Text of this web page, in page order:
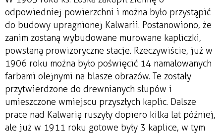
odpowiedniej powierzchni i można było przystąpić
do budowy upragnionej Kalwarii. Postanowiono, że
zanim zostaną wybudowane murowane kapliczki,
powstaną prowizoryczne stacje. Rzeczywiście, już w
1906 roku można było poświęcić 14 namalowanych
farbami olejnymi na blasze obrazów. Te zostały
przytwierdzone do drewnianych słupów i
umieszczone w miejscu przyszłych kaplic. Dalsze
prace nad Kalwarią ruszyły dopiero kilka lat później,
ale już w 1911 roku gotowe były 3 kaplice, w tym